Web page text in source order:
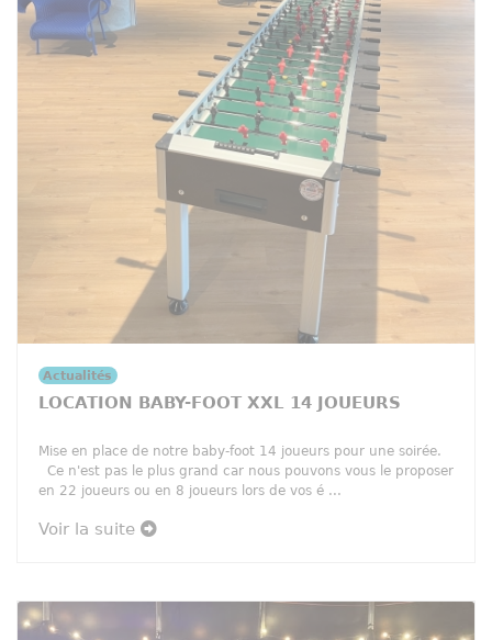
Actualités
LOCATION BABY-FOOT XXL 14 JOUEURS
Mise en place de notre baby-foot 14 joueurs pour une soirée.
Ce n'est pas le plus grand car nous pouvons vous le proposer
en 22 joueurs ou en 8 joueurs lors de vos é ...
Voir la suite